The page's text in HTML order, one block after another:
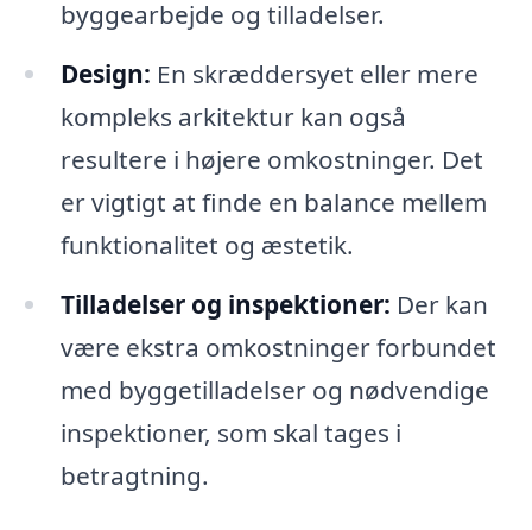
byggearbejde og tilladelser.
Design: En skræddersyet eller mere
kompleks arkitektur kan også
resultere i højere omkostninger. Det
er vigtigt at finde en balance mellem
funktionalitet og æstetik.
Tilladelser og inspektioner: Der kan
være ekstra omkostninger forbundet
med byggetilladelser og nødvendige
inspektioner, som skal tages i
betragtning.